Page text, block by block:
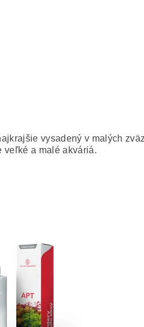
vysadený v malých
veľké a malé akváriá.